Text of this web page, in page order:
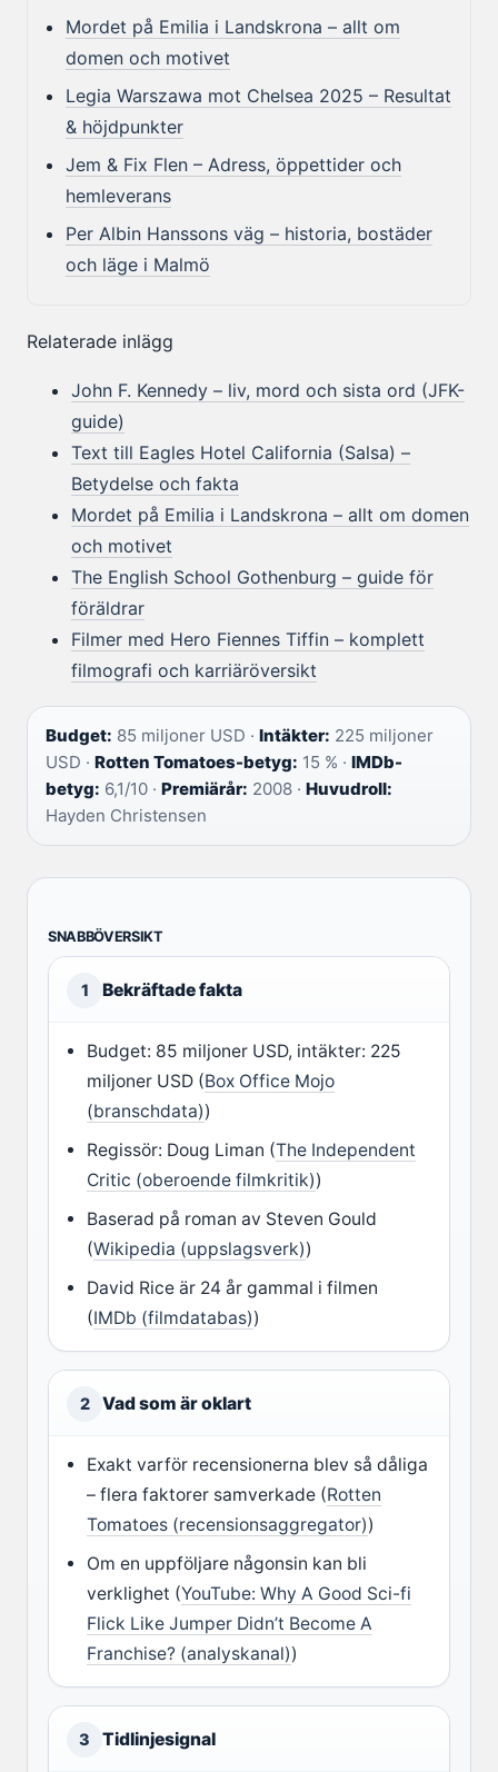
Mordet på Emilia i Landskrona – allt om
domen och motivet
Legia Warszawa mot Chelsea 2025 – Resultat
& höjdpunkter
Jem & Fix Flen – Adress, öppettider och
hemleverans
Per Albin Hanssons väg – historia, bostäder
och läge i Malmö
Relaterade inlägg
John F. Kennedy – liv, mord och sista ord (JFK-
guide)
Text till Eagles Hotel California (Salsa) –
Betydelse och fakta
Mordet på Emilia i Landskrona – allt om domen
och motivet
The English School Gothenburg – guide för
föräldrar
Filmer med Hero Fiennes Tiffin – komplett
filmografi och karriäröversikt
Budget: 85 miljoner USD · Intäkter: 225 miljoner
USD · Rotten Tomatoes-betyg: 15 % · IMDb-
betyg: 6,1/10 · Premiärår: 2008 · Huvudroll:
Hayden Christensen
SNABBÖVERSIKT
1 Bekräftade fakta
Budget: 85 miljoner USD, intäkter: 225
miljoner USD (Box Office Mojo
(branschdata))
Regissör: Doug Liman (The Independent
Critic (oberoende filmkritik))
Baserad på roman av Steven Gould
(Wikipedia (uppslagsverk))
David Rice är 24 år gammal i filmen
(IMDb (filmdatabas))
2 Vad som är oklart
Exakt varför recensionerna blev så dåliga
– flera faktorer samverkade (Rotten
Tomatoes (recensionsaggregator))
Om en uppföljare någonsin kan bli
verklighet (YouTube: Why A Good Sci-fi
Flick Like Jumper Didn’t Become A
Franchise? (analyskanal))
3 Tidlinjesignal